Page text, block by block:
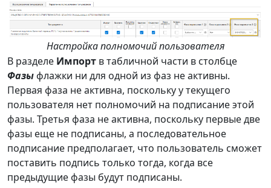
Настройка полномочий пользователя
В разделе Импорт в табличной части в столбце
Фазыфлажки ни для одной из фаз не активны.
Первая фаза не активна, поскольку у текущего
пользователя нет полномочий на подписание этой
фазы. Третья фаза не активна, поскольку первые две
фазы еще не подписаны, а последовательное
подписание предполагает, что пользователь сможет
поставить подпись только тогда, когда все
предыдущие фазы будут подписаны.